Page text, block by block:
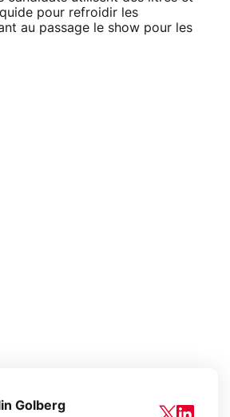
pour refroidir les
au passage le show pour les
Golberg